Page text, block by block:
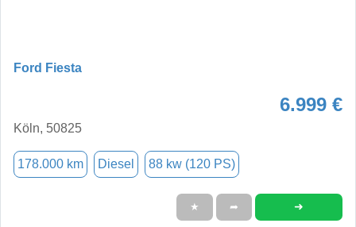
Ford Fiesta
6.999 €
Köln, 50825
178.000 km Diesel 88 kw (120 PS)
★ ➦ ➜